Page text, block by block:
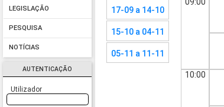
LEGISLAÇÃO
PESQUISA
NOTÍCIAS
AUTENTICAÇÃO
Utilizador
17-09 a 14-10
15-10 a 04-11
05-11 a 11-11
09:00
10:00